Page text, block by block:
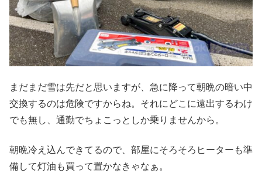
まだまだ雪は先だと思いますが、急に降って朝晩の暗い中
交換するのは危険ですからね。それにどこに遠出するわけ
でも無し、通勤でちょこっとしか乗りませんから。
朝晩冷え込んできてるので、部屋にそろそろヒーターも準
備して灯油も買って置かなきゃなぁ。